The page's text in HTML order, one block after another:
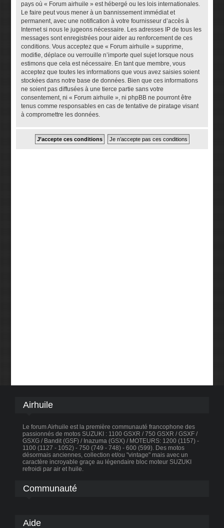
pays où « Forum airhuile » est hébergé ou les lois internationales.
Le faire peut vous mener à un bannissement immédiat et
permanent, avec une notification à votre fournisseur d’accès à
Internet si nous le jugeons nécessaire. Les adresses IP de tous les
messages sont enregistrées pour aider au renforcement de ces
conditions. Vous acceptez que « Forum airhuile » supprime,
modifie, déplace ou verrouille n’importe quel sujet lorsque nous
estimons que cela est nécessaire. En tant que membre, vous
acceptez que toutes les informations que vous avez saisies soient
stockées dans notre base de données. Bien que ces informations
ne soient pas diffusées à une tierce partie sans votre
consentement, ni « Forum airhuile », ni phpBB ne pourront être
tenus comme responsables en cas de tentative de piratage visant
à compromettre les données.
Airhuile
Le forum Airhuile est la première communauté francophone des
passionnés de motos SUZUKI : 1100 GSXR / 750 GSXR / GSXF /
GSXG / Bandit (GSF) / Inazuma (GSX) / MOTEURS: 1200 (1157) -
1100 (1127 - 1052) - 750 (749 - 748) - 600 (599). Des motos
désormais anciennes, collection et/ou "vintage" mais avec un
caractère incroyable graçe au légendaire bloc moteur SUZUKI
refroidi par air et huile.
Communauté
Aide